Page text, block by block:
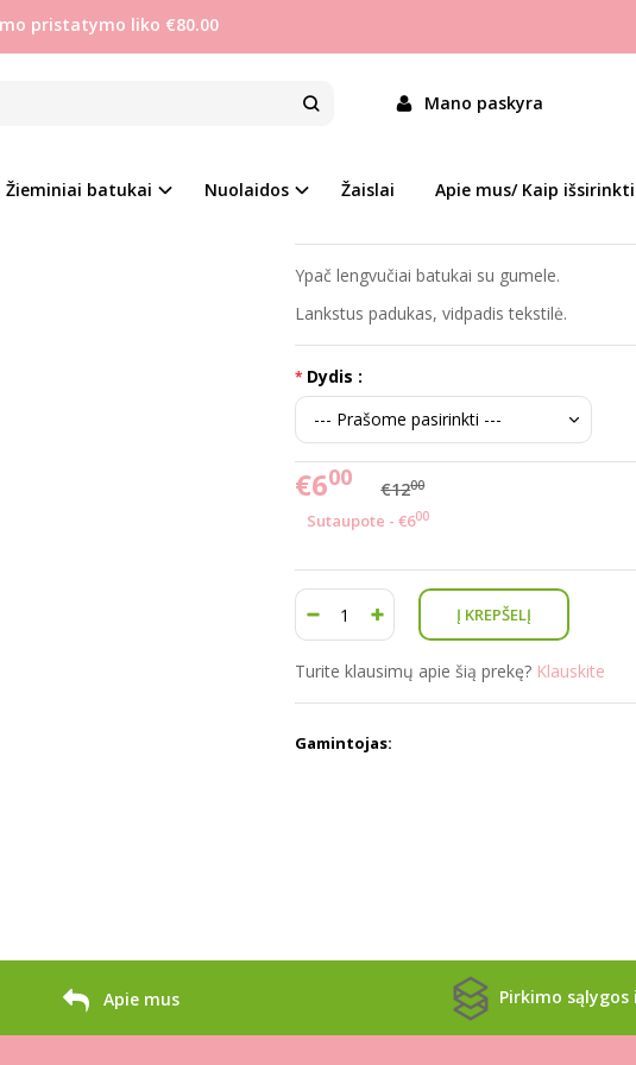
pristatymo liko €80.00
Mano paskyra
Žieminiai batukai Nuolaidos Žaislai Apie mus/ Kaip
LENGVUČIAI BATUKAI BALERINOS SU
-50%
Į NORŲ SĄRAŠĄ
Prekės kodas:
ST115 Silver
Ypač lengvučiai batukai su gumele.
Lankstus padukas, vidpadis tekstilė.
Dydis :
€600 €1200
Sutaupote - €600
Turite klausimų apie šią prekę? Klauskite
Gamintojas:
Apie mus Pirkimo